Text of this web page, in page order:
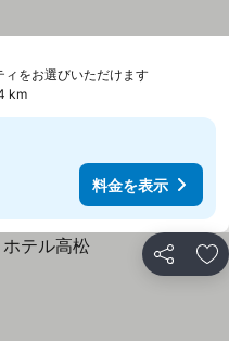
ィをお選びいただけます料金を表
km
料金を表示
シェア お